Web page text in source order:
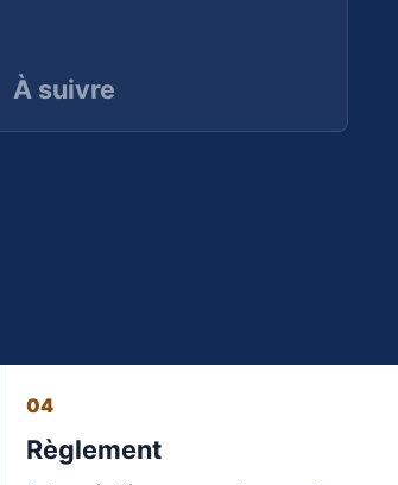
À suivre
04
Règlement